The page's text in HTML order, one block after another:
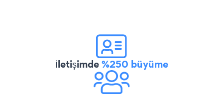
İletişimde%250 büyüme